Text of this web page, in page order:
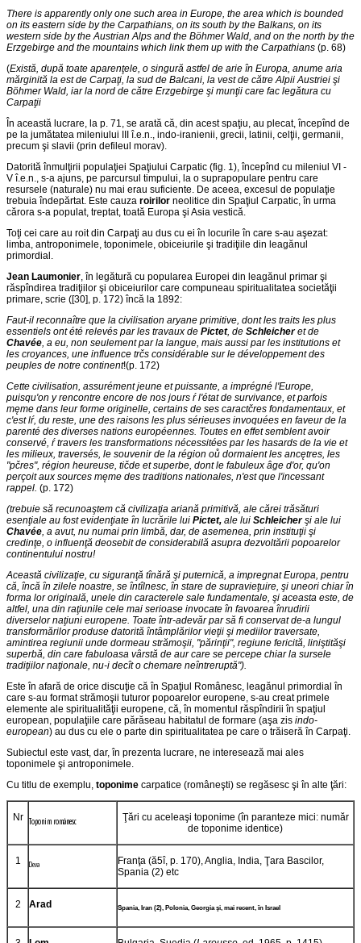
There is apparently only one such area in Europe, the area which is bounded
on its eastern side by the Carpathians, on its south by the Balkans, on its
western side by the Austrian Alps and the Böhmer Wald, and on the north by the
Erzgebirge and the mountains which link them up with the Carpathians (p. 68)
(Există, după toate aparenţele, o singură astfel de arie în Europa, anume aria
mărginită la est de Carpaţi, la sud de Balcani, la vest de către Alpii Austriei şi
Böhmer Wald, iar la nord de către Erzgebirge şi munţii care fac legătura cu
Carpaţii
În această lucrare, la p. 71, se arată că, din acest spaţiu, au plecat, începînd de
pe la jumătatea mileniului III î.e.n., indo-iranienii, grecii, latinii, celţii, germanii,
precum şi slavii (prin defileul morav).
Datorită înmulţirii populaţiei Spaţiului Carpatic (fig. 1), începînd cu mileniul VI -
V î.e.n., s-a ajuns, pe parcursul timpului, la o suprapopulare pentru care
resursele (naturale) nu mai erau suficiente. De aceea, excesul de populaţie
trebuia îndepărtat. Este cauza roirilor neolitice din Spaţiul Carpatic, în urma
cărora s-a populat, treptat, toată Europa şi Asia vestică.
Toţi cei care au roit din Carpaţi au dus cu ei în locurile în care s-au aşezat:
limba, antroponimele, toponimele, obiceiurile şi tradiţiile din leagănul
primordial.
Jean Laumonier, în legătură cu popularea Europei din leagănul primar şi
răspîndirea tradiţiilor şi obiceiurilor care compuneau spiritualitatea societăţii
primare, scrie ([30], p. 172) încă la 1892:
Faut-il reconnaître que la civilisation aryane primitive, dont les traits les plus
essentiels ont été relevés par les travaux de Pictet, de Schleicheret de
Chavée, a eu, non seulement par la langue, mais aussi par les institutions et
les croyances, une influence trčs considérable sur le développement des
peuples de notre continent!(p. 172)
Cette civilisation, assurément jeune et puissante, a imprégné l'Europe,
puisqu'on y rencontre encore de nos jours ŕ l'état de survivance, et parfois
męme dans leur forme originelle, certains de ses caractčres fondamentaux, et
c'est lŕ, du reste, une des raisons les plus sérieuses invoquées en faveur de la
parenté des diverses nations européennes. Toutes en effet semblent avoir
conservé, ŕ travers les transformations nécessitées par les hasards de la vie et
les milieux, traversés, le souvenir de la région oů dormaient les ancętres, les
"pčres", région heureuse, tičde et superbe, dont le fabuleux âge d'or, qu'on
perçoit aux sources męme des traditions nationales, n'est que l'incessant
rappel. (p. 172)
(trebuie să recunoaştem că civilizaţia ariană primitivă, ale cărei trăsături
esenţiale au fost evidenţiate în lucrările lui Pictet, ale lui Schleicherşi ale lui
Chavée, a avut, nu numai prin limbă, dar, de asemenea, prin instituţii şi
credinţe, o influenţă deosebit de considerabilă asupra dezvoltării popoarelor
continentului nostru!
Această civilizaţie, cu siguranţă tînără şi puternică, a impregnat Europa, pentru
că, încă în zilele noastre, se întîlnesc, în stare de supravieţuire, şi uneori chiar în
forma lor originală, unele din caracterele sale fundamentale, şi aceasta este, de
altfel, una din raţiunile cele mai serioase invocate în favoarea înrudirii
diverselor naţiuni europene. Toate într-adevăr par să fi conservat de-a lungul
transformărilor produse datorită întâmplărilor vieţii şi mediilor traversate,
amintirea regiunii unde dormeau strămoşii, "părinţii", regiune fericită, liniştităşi
superbă, din care fabuloasa vârstă de aur care se percepe chiar la sursele
tradiţiilor naţionale, nu-i decît o chemare neîntreruptă").
Este în afară de orice discuţie că în Spaţiul Românesc, leagănul primordial în
care s-au format strămoşii tuturor popoarelor europene, s-au creat primele
elemente ale spiritualităţii europene, că, în momentul răspîndirii în spaţiul
european, populaţiile care părăseau habitatul de formare (aşa zis indo-
european) au dus cu ele o parte din spiritualitatea pe care o trăiseră în Carpaţi.
Subiectul este vast, dar, în prezenta lucrare, ne interesează mai ales
toponimele şi antroponimele.
Cu titlu de exemplu, toponime carpatice (româneşti) se regăsesc şi în alte ţări:
Nr Toponim românesc
Ţări cu aceleaşi toponime (în paranteze mici: număr
de toponime identice)
1 Deva
Franţa (ă5î, p. 170), Anglia, India, Ţara Bascilor,
Spania (2) etc
2 Arad Spania, Iran (2), Polonia, Georgia şi, mai recent, în Israel